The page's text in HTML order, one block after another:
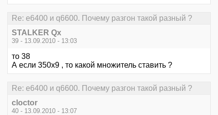
Re: е6400 и q6600. Почему разгон такой разный ?
STALKER Qx
39 - 13.09.2010 - 13:03
то 38
А если 350х9 , то какой множитель ставить ?
Re: е6400 и q6600. Почему разгон такой разный ?
cloctor
40 - 13.09.2010 - 13:07